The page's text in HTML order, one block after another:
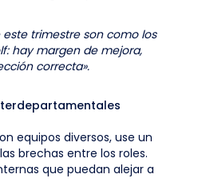
este trimestre son como los
hay margen de mejora,
correcta».
equipos diversos, use un
brechas entre los roles.
que puedan alejar a